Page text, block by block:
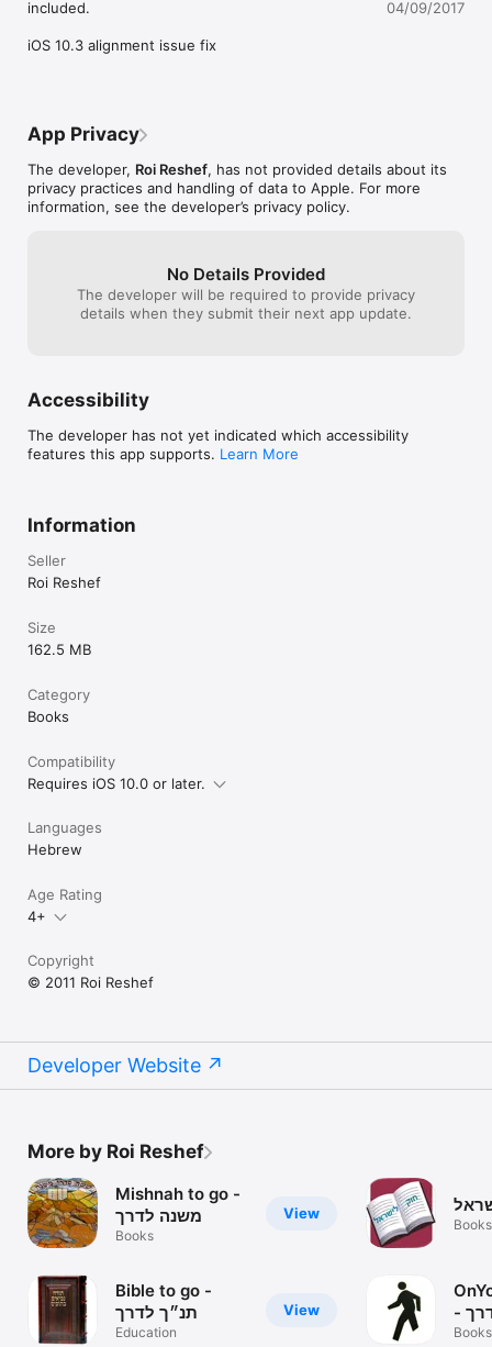
חוק לישראל
החלקת אצבע להעברה בין פרקים
בחירת פרשנים
תצוגת פרשנים מפוצלת
ועוד.
כל התוכן נלקח ממקורות חיצוניים חלקם מוגהים יותר וחלקם פחות וייתכן
מאוד שנפלו בו שגיאות, נשמח על הארותיכם והערותיכם.
the bible with Rashi, Onkelus, Eben Ezra, Ramban Seforno and
lots of other books,
all for free, enjoy.
included.
iOS 10.3 alignment issue fix
04/09/2017
App Privacy
The developer, Roi Reshef, has not provided details about its
privacy practices and handling of data to Apple. For more
information, see the developer’s privacy policy.
No Details Provided
The developer will be required to provide privacy
details when they submit their next app update.
Accessibility
The developer has not yet indicated which accessibility
features this app supports. Learn More
Information
Seller
Roi Reshef
Size
162.5 MB
Category
Books
Compatibility
Requires iOS 10.0 or later.
Languages
Hebrew
Age Rating
4+
Copyright
© 2011 Roi Reshef
Developer Website
More by Roi Reshef
View
Mishnah to go -
משנה לדרך
Books
View
Bible to go -
תנ״ך לדרך
Education
Books
- ובלכתך בדרך
Books